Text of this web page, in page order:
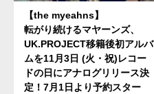
【the myeahns】
転がり続けるマヤーンズ、
UK.PROJECT移籍後初アルバ
ムを11月3日 (火・祝)レコー
ドの日にアナログリリース決
定！7月1日より予約スター